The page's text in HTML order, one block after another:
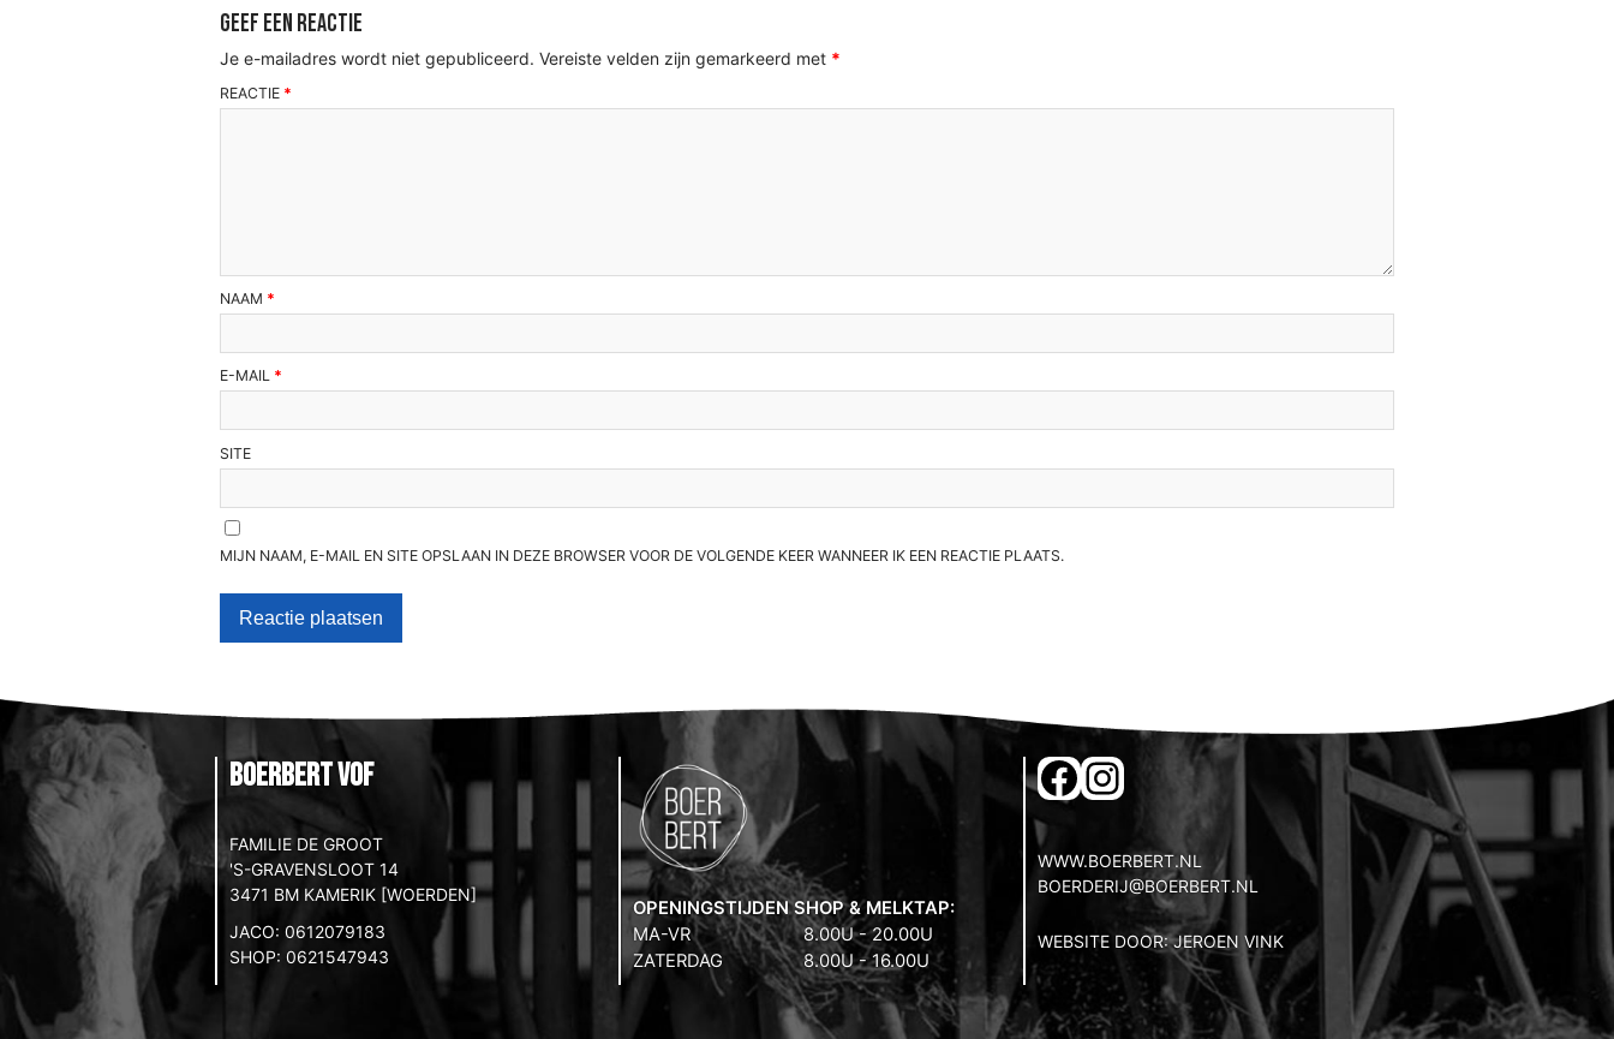
Geef een reactie
Je e-mailadres wordt niet gepubliceerd. Vereiste velden zijn gemarkeerd met *
REACTIE *
NAAM *
E-MAIL *
SITE
MIJN NAAM, E-MAIL EN SITE OPSLAAN IN DEZE BROWSER VOOR DE VOLGENDE KEER WANNEER IK EEN REACTIE PLAATS.
BoerBert VOF
FAMILIE DE GROOT
'S-GRAVENSLOOT 14
3471 BM KAMERIK [WOERDEN]
JACO: 0612079183
SHOP: 0621547943
OPENINGSTIJDEN SHOP & MELKTAP:
MA-VR
8.00U - 20.00U
ZATERDAG
8.00U - 16.00U
FACEBOOK
INSTAGRAM
WWW.BOERBERT.NL
BOERDERIJ@BOERBERT.NL
WEBSITE DOOR: JEROEN VINK